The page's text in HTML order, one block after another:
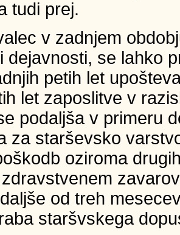
tudi prej.
v zadnjem
dejavnosti, se lahko
petih let
let zaposlitve v
podaljša v primeru
za starševsko
oziroma
od treh
staršvskega